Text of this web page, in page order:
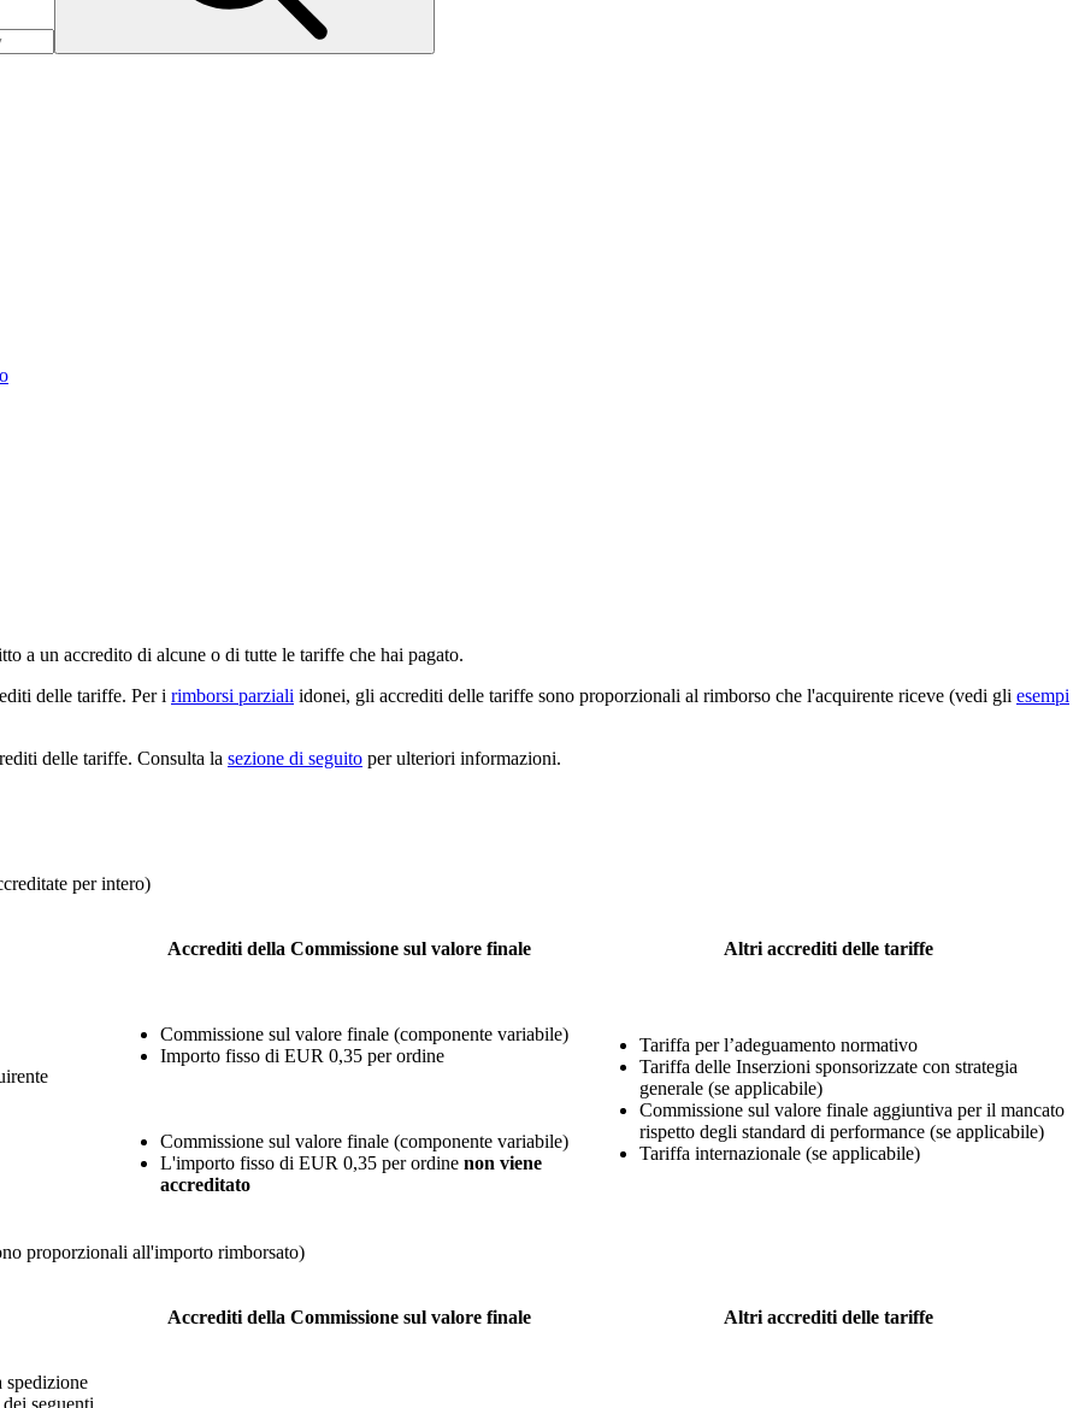
a un accredito di alcune o di tutte le tariffe che hai pagato.
delle tariffe. Per i rimborsi parziali idonei, gli accrediti delle tariffe sono proporzionali al rimborso che l'acquirente riceve (vedi gli esempi
delle tariffe. Consulta la sezione di seguito per ulteriori informazioni.
per intero)
Accrediti della Commissione sul valore finale Altri accrediti delle tariffe
Commissione sul valore finale (componente variabile)
Importo fisso di EUR 0,35 per ordine
Tariffa per l’adeguamento normativo
Tariffa delle Inserzioni sponsorizzate con strategia
generale (se applicabile)
Commissione sul valore finale aggiuntiva per il mancato
rispetto degli standard di performance (se applicabile)
Tariffa internazionale (se applicabile)
Commissione sul valore finale (componente variabile)
L'importo fisso di EUR 0,35 per ordine non viene
accreditato
proporzionali all'importo rimborsato)
Accrediti della Commissione sul valore finale Altri accrediti delle tariffe
spedizione